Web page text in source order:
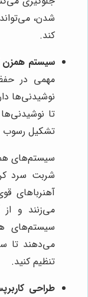
شدن،
کند.
سیستم همزن
مهمی در
نوشیدنی‌ها
تا
تشکیل رسوب
سیستم‌های
شربت سرد
آهنرباهای
می‌زنند و
سیستم‌های
می‌دهند تا
تنظیم کنید.
طراحی